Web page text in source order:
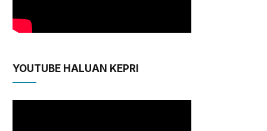
YOUTUBE HALUAN KEPRI